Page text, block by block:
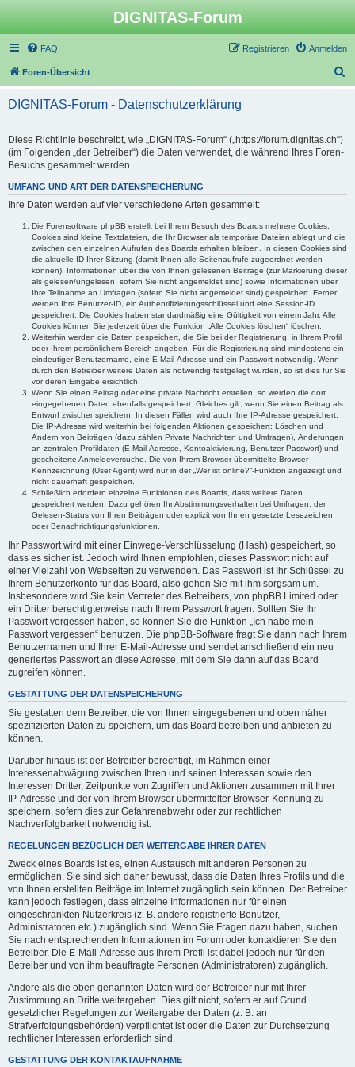
DIGNITAS-Forum
FAQ Anmelden
Registrieren
Foren-Übersicht
DIGNITAS-Forum - Datenschutzerklärung
Diese Richtlinie beschreibt, wie „DIGNITAS-Forum“ („https://forum.dignitas.ch“)
(im Folgenden „der Betreiber“) die Daten verwendet, die während Ihres Foren-
Besuchs gesammelt werden.
UMFANG UND ART DER DATENSPEICHERUNG
Ihre Daten werden auf vier verschiedene Arten gesammelt:
Die Forensoftware phpBB erstellt bei Ihrem Besuch des Boards mehrere Cookies.
Cookies sind kleine Textdateien, die Ihr Browser als temporäre Dateien ablegt und die
zwischen den einzelnen Aufrufen des Boards erhalten bleiben. In diesen Cookies sind
die aktuelle ID Ihrer Sitzung (damit Ihnen alle Seitenaufrufe zugeordnet werden
können), Informationen über die von Ihnen gelesenen Beiträge (zur Markierung dieser
als gelesen/ungelesen; sofern Sie nicht angemeldet sind) sowie Informationen über
Ihre Teilnahme an Umfragen (sofern Sie nicht angemeldet sind) gespeichert. Ferner
werden Ihre Benutzer-ID, ein Authentifizierungsschlüssel und eine Session-ID
gespeichert. Die Cookies haben standardmäßig eine Gültigkeit von einem Jahr. Alle
Cookies können Sie jederzeit über die Funktion „Alle Cookies löschen“ löschen.
Weiterhin werden die Daten gespeichert, die Sie bei der Registrierung, in Ihrem Profil
oder Ihrem persönlichem Bereich angeben. Für die Registrierung sind mindestens ein
eindeutiger Benutzername, eine E-Mail-Adresse und ein Passwort notwendig. Wenn
durch den Betreiber weitere Daten als notwendig festgelegt wurden, so ist dies für Sie
vor deren Eingabe ersichtlich.
Wenn Sie einen Beitrag oder eine private Nachricht erstellen, so werden die dort
eingegebenen Daten ebenfalls gespeichert. Gleiches gilt, wenn Sie einen Beitrag als
Entwurf zwischenspeichern. In diesen Fällen wird auch Ihre IP-Adresse gespeichert.
Die IP-Adresse wird weiterhin bei folgenden Aktionen gespeichert: Löschen und
Ändern von Beiträgen (dazu zählen Private Nachrichten und Umfragen), Änderungen
an zentralen Profildaten (E-Mail-Adresse, Kontoaktivierung, Benutzer-Passwort) und
gescheiterte Anmeldeversuche. Die von Ihrem Browser übermittelte Browser-
Kennzeichnung (User Agent) wird nur in der „Wer ist online?“-Funktion angezeigt und
nicht dauerhaft gespeichert.
Schließlich erfordern einzelne Funktionen des Boards, dass weitere Daten
gespeichert werden. Dazu gehören Ihr Abstimmungsverhalten bei Umfragen, der
Gelesen-Status von Ihren Beiträgen oder explizit von Ihnen gesetzte Lesezeichen
oder Benachrichtigungsfunktionen.
Ihr Passwort wird mit einer Einwege-Verschlüsselung (Hash) gespeichert, so
dass es sicher ist. Jedoch wird Ihnen empfohlen, dieses Passwort nicht auf
einer Vielzahl von Webseiten zu verwenden. Das Passwort ist Ihr Schlüssel zu
Ihrem Benutzerkonto für das Board, also gehen Sie mit ihm sorgsam um.
Insbesondere wird Sie kein Vertreter des Betreibers, von phpBB Limited oder
ein Dritter berechtigterweise nach Ihrem Passwort fragen. Sollten Sie Ihr
Passwort vergessen haben, so können Sie die Funktion „Ich habe mein
Passwort vergessen“ benutzen. Die phpBB-Software fragt Sie dann nach Ihrem
Benutzernamen und Ihrer E-Mail-Adresse und sendet anschließend ein neu
generiertes Passwort an diese Adresse, mit dem Sie dann auf das Board
zugreifen können.
GESTATTUNG DER DATENSPEICHERUNG
Sie gestatten dem Betreiber, die von Ihnen eingegebenen und oben näher
spezifizierten Daten zu speichern, um das Board betreiben und anbieten zu
können.
Darüber hinaus ist der Betreiber berechtigt, im Rahmen einer
Interessenabwägung zwischen Ihren und seinen Interessen sowie den
Interessen Dritter, Zeitpunkte von Zugriffen und Aktionen zusammen mit Ihrer
IP-Adresse und der von Ihrem Browser übermittelter Browser-Kennung zu
speichern, sofern dies zur Gefahrenabwehr oder zur rechtlichen
Nachverfolgbarkeit notwendig ist.
REGELUNGEN BEZÜGLICH DER WEITERGABE IHRER DATEN
Zweck eines Boards ist es, einen Austausch mit anderen Personen zu
ermöglichen. Sie sind sich daher bewusst, dass die Daten Ihres Profils und die
von Ihnen erstellten Beiträge im Internet zugänglich sein können. Der Betreiber
kann jedoch festlegen, dass einzelne Informationen nur für einen
eingeschränkten Nutzerkreis (z. B. andere registrierte Benutzer,
Administratoren etc.) zugänglich sind. Wenn Sie Fragen dazu haben, suchen
Sie nach entsprechenden Informationen im Forum oder kontaktieren Sie den
Betreiber. Die E-Mail-Adresse aus Ihrem Profil ist dabei jedoch nur für den
Betreiber und von ihm beauftragte Personen (Administratoren) zugänglich.
Andere als die oben genannten Daten wird der Betreiber nur mit Ihrer
Zustimmung an Dritte weitergeben. Dies gilt nicht, sofern er auf Grund
gesetzlicher Regelungen zur Weitergabe der Daten (z. B. an
Strafverfolgungsbehörden) verpflichtet ist oder die Daten zur Durchsetzung
rechtlicher Interessen erforderlich sind.
GESTATTUNG DER KONTAKTAUFNAHME